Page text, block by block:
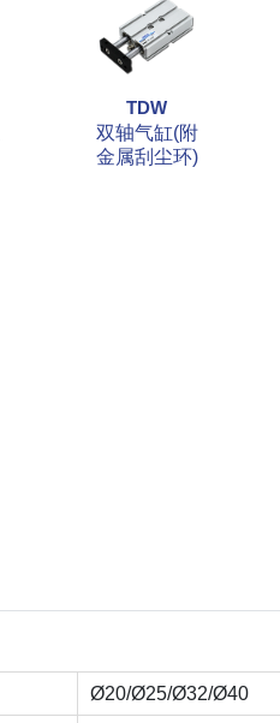
TDW
双轴气缸(附
金属刮尘环)
Ø20/Ø25/Ø32/Ø40